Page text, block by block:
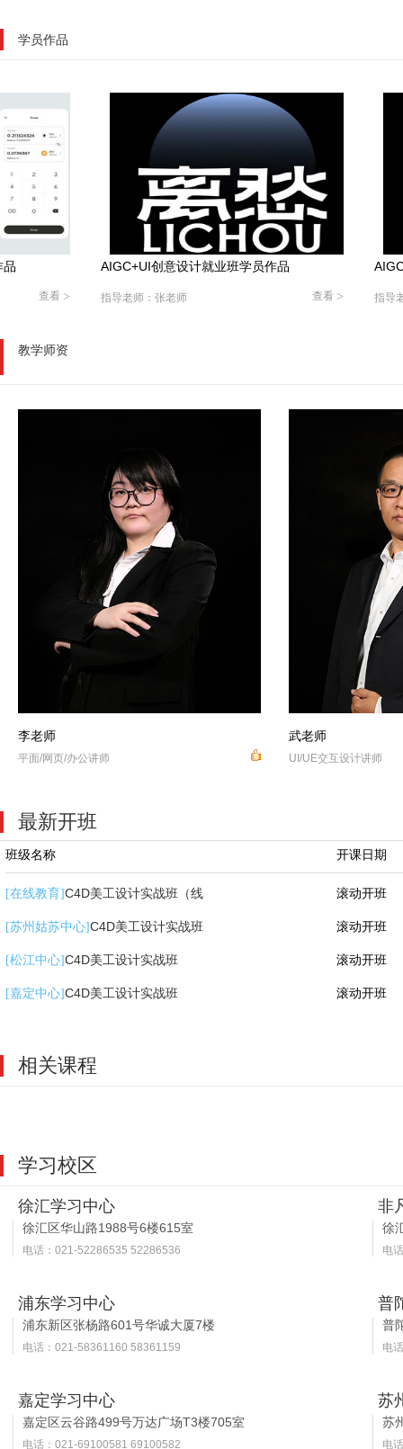
学员作品
创意设计就业班学员作品
查看
张老师
AIGC+UI创意设计就业班学员
指导老师：张老师
教学师资
武老师
UI/UE交互设计讲师
张老师
AIGC创意设计讲师
最新开班
班级名称 开课日期
[在线教育]C4D美工设计实战班（线 滚动开班
[苏州姑苏中心]C4D美工设计实战班 滚动开班
[松江中心]C4D美工设计实战班 滚动开班
[嘉定中心]C4D美工设计实战班 滚动开班
相关课程
学习校区
徐汇学习中心
徐汇区华山路1988号6楼615室
电话：021-52286535 52286536
非
徐
电
浦东学习中心
浦东新区张杨路601号华诚大厦7楼
电话：021-58361160 58361159
普
普
电
嘉定学习中心
嘉定区云谷路499号万达广场T3楼705室
电话：021-69100581 69100582
苏
苏
电